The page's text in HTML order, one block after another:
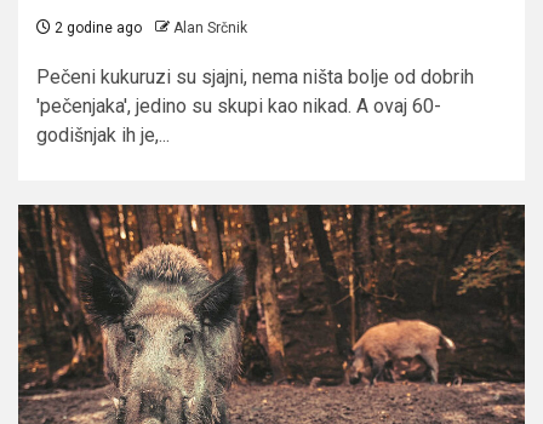
2 godine ago Alan Srčnik
Pečeni kukuruzi su sjajni, nema ništa bolje od dobrih
'pečenjaka', jedino su skupi kao nikad. A ovaj 60-
godišnjak ih je,...